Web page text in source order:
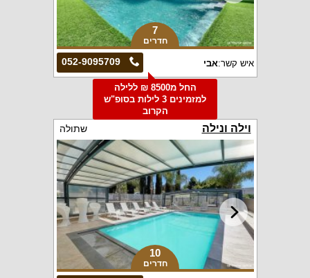
7
חדרים
052-9095709 איש קשר:אבי
החל מ8500 ₪ ללילה
למזמינים 3 לילות בסופ"ש
הקרוב
וילה ונילה שתולה
10
חדרים